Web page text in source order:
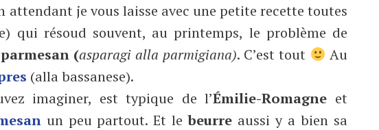
attendant je vous laisse avec une petite recette toutes
qui résoud souvent, au printemps, le problème de
(asparagi alla parmigiana). C’est tout
Au
(alla bassanese).
imaginer, est typique de l’Émilie-Romagne et
un peu partout. Et lebeurre aussi y a bien sa